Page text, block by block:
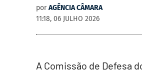
por AGÊNCIA CÂMARA
11:18, 06 JULHO 2026
A Comissão de Defesa